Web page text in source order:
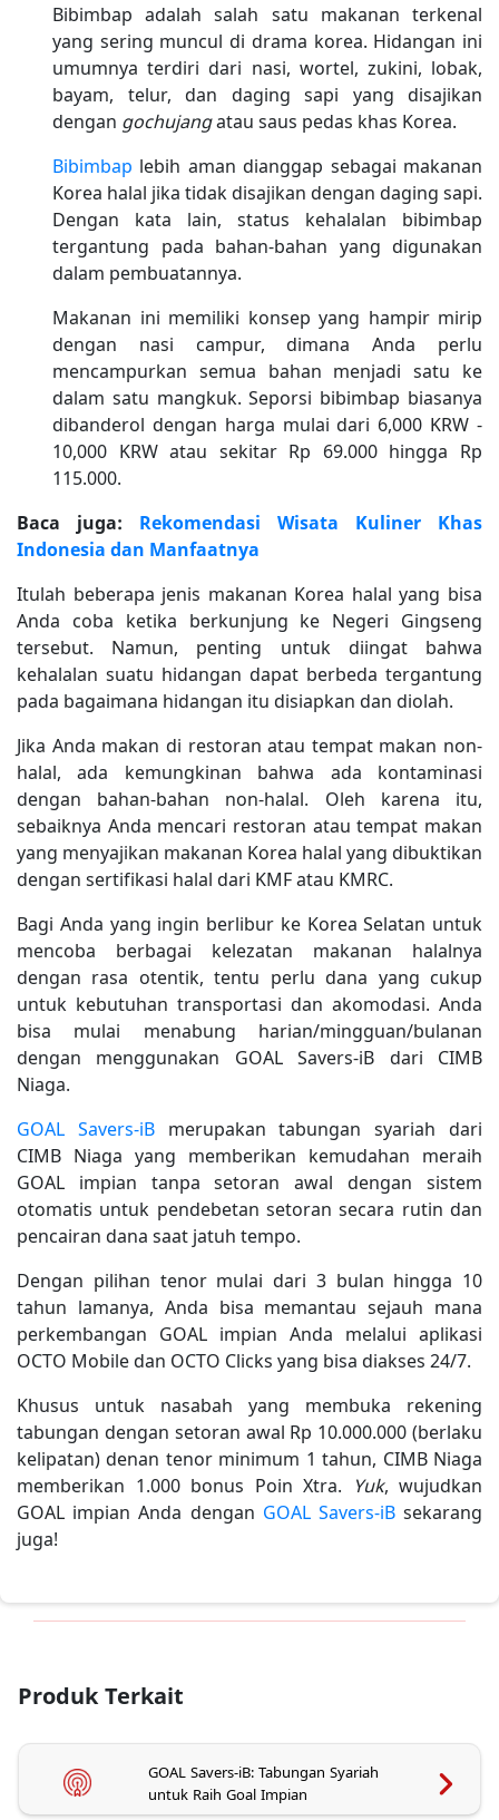
Bibimbap adalah salah satu makanan terkenal
yang sering muncul di drama korea. Hidangan ini
umumnya terdiri dari nasi, wortel, zukini, lobak,
bayam, telur, dan daging sapi yang disajikan
dengan gochujangatau saus pedas khas Korea.
Bibimbap lebih aman dianggap sebagai makanan
Korea halal jika tidak disajikan dengan daging sapi.
Dengan kata lain, status kehalalan bibimbap
tergantung pada bahan-bahan yang digunakan
dalam pembuatannya.
Makanan ini memiliki konsep yang hampir mirip
dengan nasi campur, dimana Anda perlu
mencampurkan semua bahan menjadi satu ke
dalam satu mangkuk. Seporsi bibimbap biasanya
dibanderol dengan harga mulai dari 6,000 KRW -
10,000 KRW atau sekitar Rp 69.000 hingga Rp
115.000.
Baca juga: Rekomendasi Wisata Kuliner Khas
Indonesia dan Manfaatnya
Itulah beberapa jenis makanan Korea halal yang bisa
Anda coba ketika berkunjung ke Negeri Gingseng
tersebut. Namun, penting untuk diingat bahwa
kehalalan suatu hidangan dapat berbeda tergantung
pada bagaimana hidangan itu disiapkan dan diolah.
Jika Anda makan di restoran atau tempat makan non-
halal, ada kemungkinan bahwa ada kontaminasi
dengan bahan-bahan non-halal. Oleh karena itu,
sebaiknya Anda mencari restoran atau tempat makan
yang menyajikan makanan Korea halal yang dibuktikan
dengan sertifikasi halal dari KMF atau KMRC.
Bagi Anda yang ingin berlibur ke Korea Selatan untuk
mencoba berbagai kelezatan makanan halalnya
dengan rasa otentik, tentu perlu dana yang cukup
untuk kebutuhan transportasi dan akomodasi. Anda
bisa mulai menabung harian/mingguan/bulanan
dengan menggunakan GOAL Savers-iB dari CIMB
Niaga.
GOAL Savers-iBmerupakan tabungan syariah dari
CIMB Niaga yang memberikan kemudahan meraih
GOAL impian tanpa setoran awal dengan sistem
otomatis untuk pendebetan setoran secara rutin dan
pencairan dana saat jatuh tempo.
Dengan pilihan tenor mulai dari 3 bulan hingga 10
tahun lamanya, Anda bisa memantau sejauh mana
perkembangan GOAL impian Anda melalui aplikasi
OCTO Mobile dan OCTO Clicks yang bisa diakses 24/7.
Khusus untuk nasabah yang membuka rekening
tabungan dengan setoran awal Rp 10.000.000 (berlaku
kelipatan) denan tenor minimum 1 tahun, CIMB Niaga
memberikan 1.000 bonus Poin Xtra.
Yuk, wujudkan
GOAL impian Anda dengan GOAL Savers-iBsekarang
juga!
Produk Terkait
GOAL Savers-iB: Tabungan Syariah
untuk Raih Goal Impian